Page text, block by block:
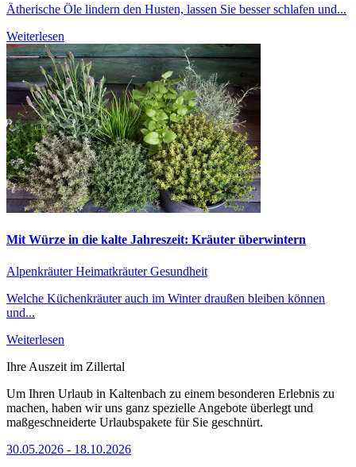
Ätherische Öle lindern den Husten, lassen Sie besser schlafen und...
Weiterlesen
Mit Würze in die kalte Jahreszeit: Kräuter überwintern
Alpenkräuter Heimatkräuter Gesundheit
Welche Küchenkräuter auch im Winter draußen bleiben können
und...
Weiterlesen
Ihre Auszeit im Zillertal
Um Ihren Urlaub in Kaltenbach zu einem besonderen Erlebnis zu
machen, haben wir uns ganz spezielle Angebote überlegt und
maßgeschneiderte Urlaubspakete für Sie geschnürt.
30.05.2026 - 18.10.2026